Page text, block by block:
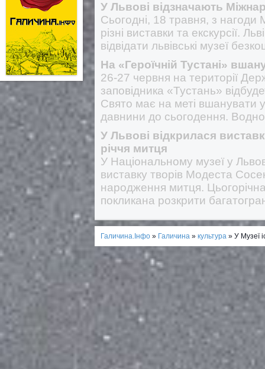
У Львові відзначають
Сьогодні, 18 травня, з нагоди
різні виставки та екскурсії.
відвідати львівські музеї
На «Героїчній Тустані»
26-27 червня на території
заповідника «Тустань»
Свято має на меті вшанувати
давнини до сьогодення.
У Львові відкрилася
річчя митця
У Національному музеї у
виставку творів Модеста
народження митця.
покликана розкрити
Галичина.Інфо » Галичина » культура » У Музеї